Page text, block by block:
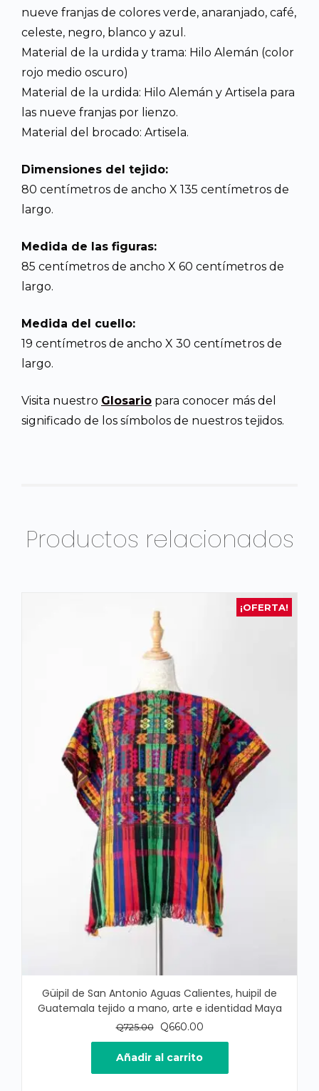
nueve franjas de colores verde, anaranjado, café,
celeste, negro, blanco y azul.
Material de la urdida y trama: Hilo Alemán (color
rojo medio oscuro)
Material de la urdida: Hilo Alemán y Artisela para
las nueve franjas por lienzo.
Material del brocado: Artisela.
Dimensiones del tejido:
80 centímetros de ancho X 135 centímetros de
largo.
Medida de las figuras:
85 centímetros de ancho X 60 centímetros de
largo.
Medida del cuello:
19 centímetros de ancho X 30 centímetros de
largo.
Visita nuestro Glosario para conocer más del
significado de los símbolos de nuestros tejidos.
Productos relacionados
¡OFERTA!
Güipil de San Antonio Aguas Calientes, huipil de
Guatemala tejido a mano, arte e identidad Maya
Q725.00
El
precio
original
era:
Q660.00El
precio
actual
es:
Añadir al carrito